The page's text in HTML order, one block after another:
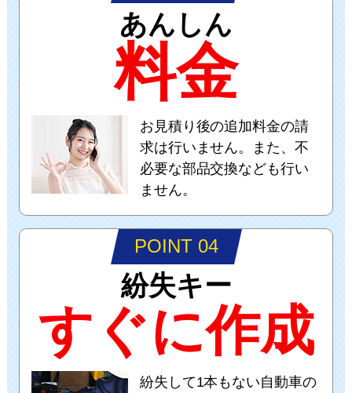
あんしん
料金
お見積り後の追加料金の請
求は行いません。また、不
必要な部品交換なども行い
ません。
POINT 04
紛失キー
すぐに作成
紛失して1本もない自動車の